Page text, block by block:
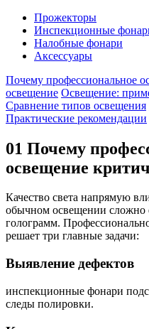
Прожекторы
Инспекционные
Налобные фонари
Аксессуары
Почему профессиональное
освещение Освещение:
Сравнение типов освещения
Практические рекомендации
01 Почему
освещение
Качество света напрямую
обычном освещении сложно
голограмм.
решает три главные задачи:
Выявление дефектов
инспекционные фонари
следы полировки.